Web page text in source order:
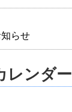
らせ
レンダー